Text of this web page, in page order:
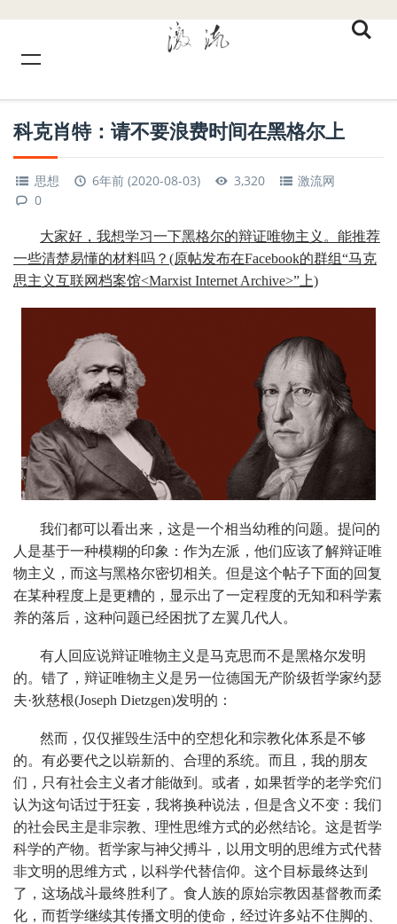
科克肖特：请不要浪费时间在黑格尔上
思想 6年前 (2020-08-03) 3,320
激流网
0
大家好，我想学习一下黑格尔的辩证唯物主义。能推荐
一些清楚易懂的材料吗？(原帖发布在Facebook的群组“马克
思主义互联网档案馆<Marxist Internet Archive>”上)
我们都可以看出来，这是一个相当幼稚的问题。提问的
人是基于一种模糊的印象：作为左派，他们应该了解辩证唯
物主义，而这与黑格尔密切相关。但是这个帖子下面的回复
在某种程度上是更糟的，显示出了一定程度的无知和科学素
养的落后，这种问题已经困扰了左翼几代人。
有人回应说辩证唯物主义是马克思而不是黑格尔发明
的。错了，辩证唯物主义是另一位德国无产阶级哲学家约瑟
夫·狄慈根(Joseph Dietzgen)发明的：
然而，仅仅摧毁生活中的空想化和宗教化体系是不够
的。有必要代之以崭新的、合理的系统。而且，我的朋友
们，只有社会主义者才能做到。或者，如果哲学的老学究们
认为这句话过于狂妄，我将换种说法，但是含义不变：我们
的社会民主是非宗教、理性思维方式的必然结论。这是哲学
科学的产物。哲学家与神父搏斗，以用文明的思维方式代替
非文明的思维方式，以科学代替信仰。这个目标最终达到
了，这场战斗最终胜利了。食人族的原始宗教因基督教而柔
化，而哲学继续其传播文明的使命，经过许多站不住脚的、